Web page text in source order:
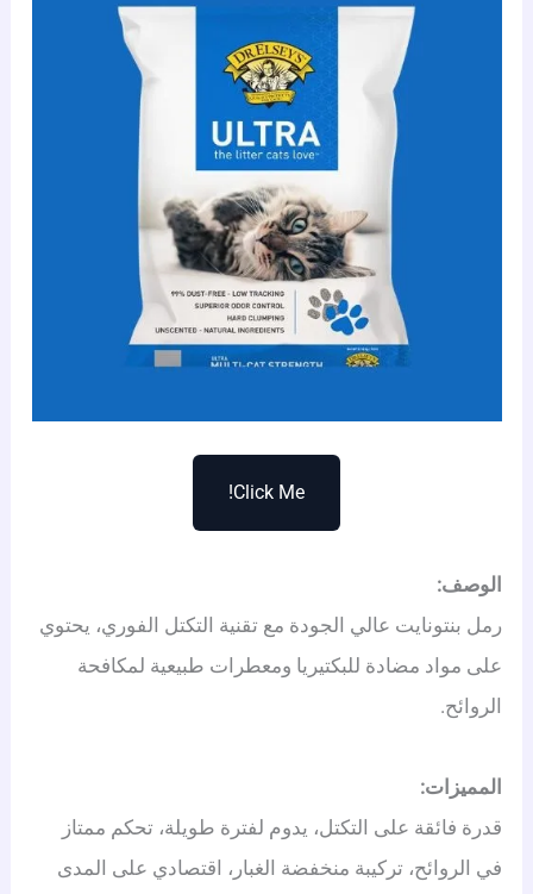
Click Me!
الوصف:
رمل بنتونايت عالي الجودة مع تقنية التكتل الفوري، يحتوي
على مواد مضادة للبكتيريا ومعطرات طبيعية لمكافحة
الروائح.
المميزات:
قدرة فائقة على التكتل، يدوم لفترة طويلة، تحكم ممتاز
في الروائح، تركيبة منخفضة الغبار، اقتصادي على المدى